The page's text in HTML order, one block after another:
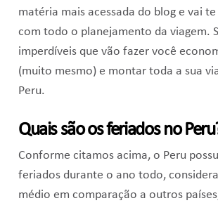
matéria mais acessada do blog e vai
com todo o planejamento da viagem.
imperdíveis que vão fazer você
(muito mesmo) e montar toda a sua
Peru.
Quais são os feriados no
Conforme citamos acima, o Peru
feriados durante o ano todo,
médio em comparação a outros